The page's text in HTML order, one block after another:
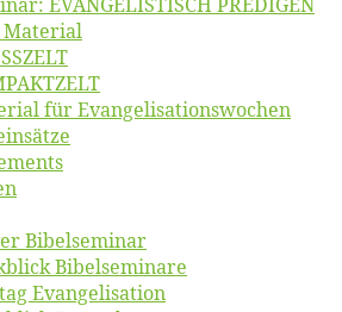
Material
für Evangelisationswochen
Bibelseminar
Bibelseminare
Evangelisation